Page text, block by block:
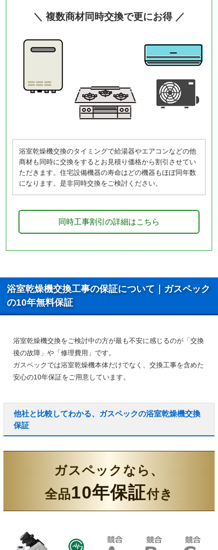
＼ 複数商材同時交換で更にお得 ／
浴室乾燥機交換のタイミングで給湯器やエアコンなどの他
商材も同時に交換をするとお見積り価格から割引させてい
ただきます。住宅設備機器の寿命はどの機器もほぼ同年数
になります。是非同時交換をご検討ください。
同時工事割引の詳細はこちら
浴室乾燥機交換工事の保証について｜ガスペック
の10年無料保証
浴室乾燥機交換をご検討中の方が最も不安に感じるのが「交換
後の故障」や「修理費用」です。
ガスペックでは浴室乾燥機本体だけでなく、交換工事を含めた
安心の10年保証をご用意しています。
他社と比較してわかる、ガスペックの浴室乾燥機交換
保証
ガスペックなら、
全品10年保証付き